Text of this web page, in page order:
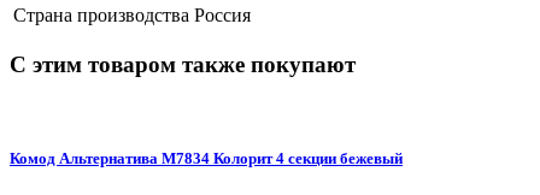
Страна производства Россия
С этим товаром также покупают
Комод Альтернатива М7834 Колорит 4 секции бежевый